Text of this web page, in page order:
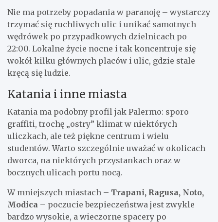
Nie ma potrzeby popadania w paranoję – wystarczy
trzymać się ruchliwych ulic i unikać samotnych
wędrówek po przypadkowych dzielnicach po
22:00. Lokalne życie nocne i tak koncentruje się
wokół kilku głównych placów i ulic, gdzie stale
kręcą się ludzie.
Katania i inne miasta
Katania ma podobny profil jak Palermo: sporo
graffiti, trochę „ostry” klimat w niektórych
uliczkach, ale też piękne centrum i wielu
studentów. Warto szczególnie uważać w okolicach
dworca, na niektórych przystankach oraz w
bocznych ulicach portu nocą.
W mniejszych miastach – Trapani, Ragusa, Noto,
Modica – poczucie bezpieczeństwa jest zwykle
bardzo wysokie, a wieczorne spacery po